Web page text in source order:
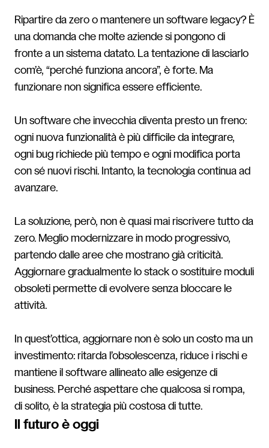
Ripartire da zero o mantenere un software legacy? È
una domanda che molte aziende si pongono di
fronte a un sistema datato. La tentazione di lasciarlo
com’è, “perché funziona ancora”, è forte. Ma
funzionare non significa essere efficiente.
Un software che invecchia diventa presto un freno:
ogni nuova funzionalità è più difficile da integrare,
ogni bug richiede più tempo e ogni modifica porta
con sé nuovi rischi. Intanto, la tecnologia continua ad
avanzare.
La soluzione, però, non è quasi mai riscrivere tutto da
zero. Meglio modernizzare in modo progressivo,
partendo dalle aree che mostrano già criticità.
Aggiornare gradualmente lo stack o sostituire moduli
obsoleti permette di evolvere senza bloccare le
attività.
In quest’ottica, aggiornare non è solo un costo ma un
investimento: ritarda l’obsolescenza, riduce i rischi e
mantiene il software allineato alle esigenze di
business. Perché aspettare che qualcosa si rompa,
di solito, è la strategia più costosa di tutte.
Il futuro è oggi